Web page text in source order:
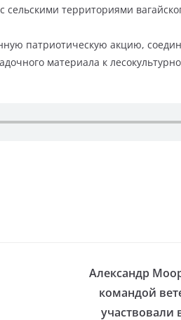
территориями
патриотическую акцию,
материала к
Александр
командой
участвовали